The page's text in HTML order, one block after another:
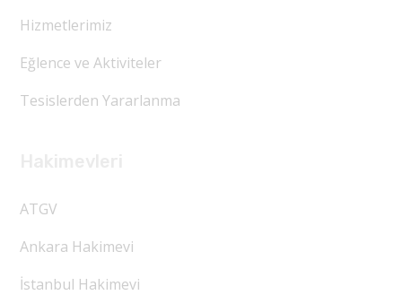
Hizmetlerimiz
Eğlence ve Aktiviteler
Tesislerden Yararlanma
ATGV
Ankara Hakimevi
İstanbul Hakimevi